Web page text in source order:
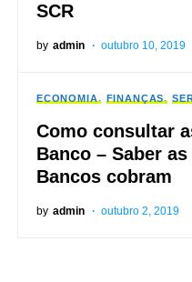
SCR
by admin outubro 10, 2019
ECONOMIA FINANÇAS
Como consultar
Banco – Saber
Bancos cobram
by admin outubro 2, 2019